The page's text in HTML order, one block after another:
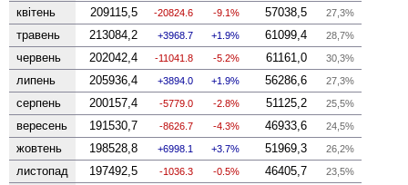
квітень 209115,5 -20824.6 -9.1% 57038,5 27,3%
травень 213084,2 3968.7 1.9% 61099,4 28,7%
червень 202042,4 -11041.8 -5.2% 61161,0 30,3%
липень 205936,4 3894.0 1.9% 56286,6 27,3%
серпень 200157,4 -5779.0 -2.8% 51125,2 25,5%
вересень 191530,7 -8626.7 -4.3% 46933,6 24,5%
жовтень 198528,8 6998.1 3.7% 51969,3 26,2%
листопад 197492,5 -1036.3 -0.5% 46405,7 23,5%